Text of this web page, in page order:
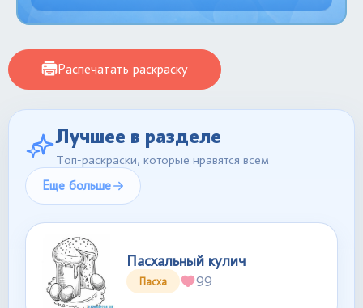
Распечатать раскраску
Лучшее в разделе
Топ-раскраски, которые нравятся всем
Еще больше
Пасхальный кулич
Пасха 99